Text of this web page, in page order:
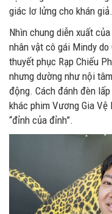
giác lơ lửng cho khán giả.
Nhìn chung diễn xuất
nhân vật cô gái Mindy
thuyết phục Rạp Chiếu
nhưng dường như nội
động. Cách đánh đèn
khác phim Vương Gia
“đỉnh của đỉnh”.